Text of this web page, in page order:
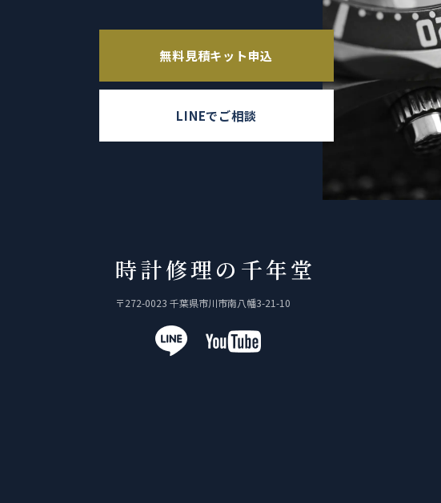
無料見積キット申込
LINEでご相談
時計修理の千年堂
〒272-0023 千葉県市川市南八幡3-21-10